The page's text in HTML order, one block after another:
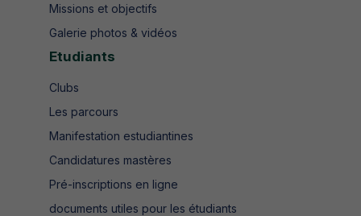
Missions et objectifs
Galerie photos & vidéos
Etudiants
Clubs
Les parcours
Manifestation estudiantines
Candidatures mastères
Pré-inscriptions en ligne
documents utiles pour les étudiants